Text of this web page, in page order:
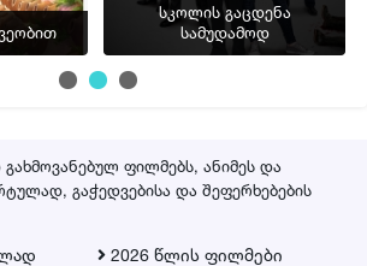
სკოლის გაცდენა
სამუდამოდ
ფილმებს, ანიმეს და
გაჭედვებისა და შეფერხებების
2026 წლის ფილმები